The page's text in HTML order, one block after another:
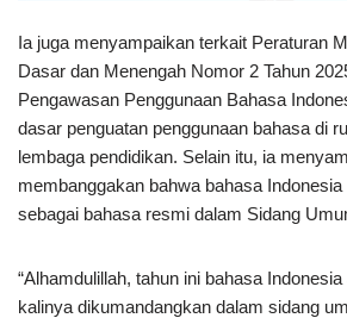
Ia juga menyampaikan terkait Peraturan
Dasar dan Menengah Nomor 2 Tahun
Pengawasan Penggunaan Bahasa
dasar penguatan penggunaan bahasa di
lembaga pendidikan. Selain itu, ia
membanggakan bahwa bahasa
sebagai bahasa resmi dalam Sidang
“Alhamdulillah, tahun ini bahasa
kalinya dikumandangkan dalam sidang